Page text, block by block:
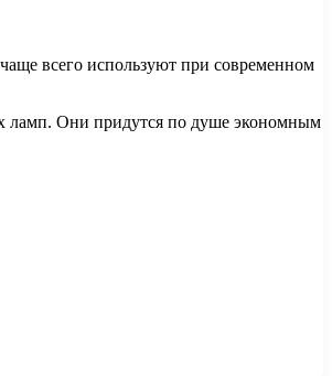
всего используют при современном
ламп. Они придутся по душе экономным